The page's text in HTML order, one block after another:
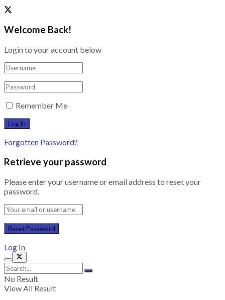
Welcome Back!
Login to your account below
Remember Me
Forgotten Password?
Retrieve your password
Please enter your username or email address to reset your
password.
Log In
No Result
View All Result